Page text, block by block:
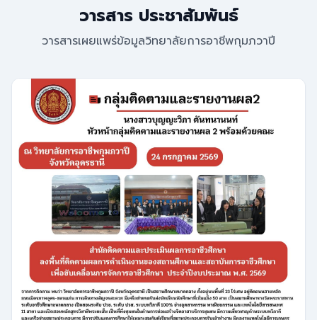
วารสาร ประชาสัมพันธ์
วารสารเผยแพร่ข้อมูลวิทยาลัยการอาชีพกุมภวาปี